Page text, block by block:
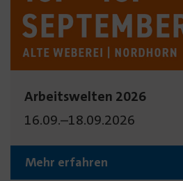
Arbeitswelten 2026
16.09.–18.09.2026
Mehr erfahren